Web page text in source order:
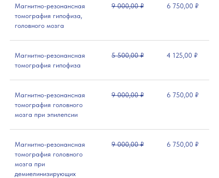
Магнитно-резонансная
томография гипофиза,
головного мозга
9 000,00 ₽ 6 750,00 ₽
Магнитно-резонансная
томография гипофиза
5 500,00 ₽ 4 125,00 ₽
Магнитно-резонансная
томография головного
мозга при эпилепсии
9 000,00 ₽ 6 750,00 ₽
Магнитно-резонансная
томография головного
мозга при
демиелинизирующих
9 000,00 ₽ 6 750,00 ₽